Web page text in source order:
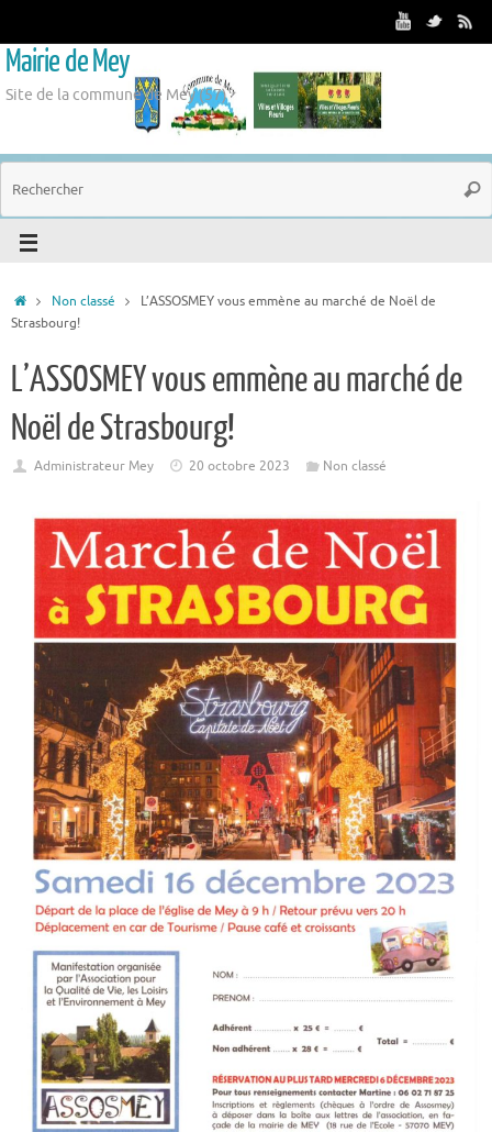
Mairie de Mey
Site de la commune de Mey (57)
Non classé
L’ASSOSMEY vous emmène au marché de Noël de
Strasbourg!
L’ASSOSMEY vous emmène au marché de
Noël de Strasbourg!
Administrateur Mey 20 octobre 2023 Non classé